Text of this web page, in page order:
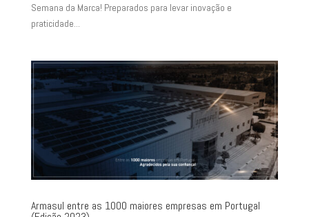
Semana da Marca! Preparados para levar inovação e
praticidade...
Armasul entre as 1000 maiores empresas em Portugal